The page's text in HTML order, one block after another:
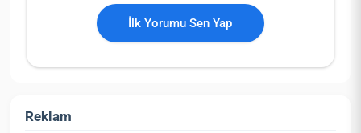
İlk Yorumu Sen Yap
Reklam